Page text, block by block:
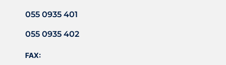
055 0935 401
055 0935 402
FAX: